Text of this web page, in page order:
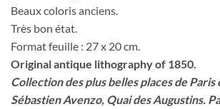
Beaux coloris anciens.
Très bon état.
Format feuille : 27 x 20 cm.
Original antique lithography of 1850.
Collection des plus belles places de Paris
Sébastien Avenzo, Quai des Augustins.